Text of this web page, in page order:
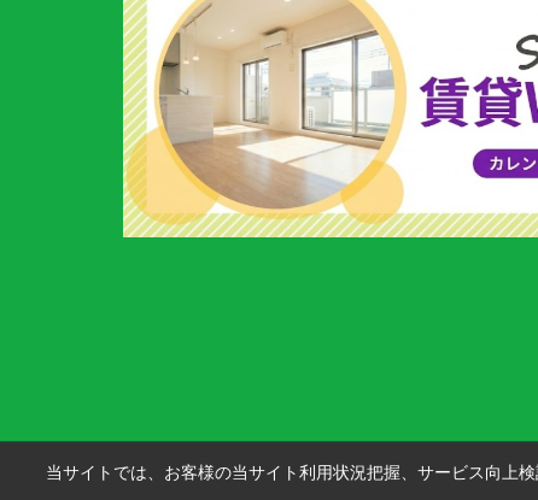
当サイトでは、お客様の当サイト利用状況把握、サービス向上